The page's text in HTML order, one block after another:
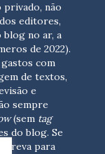
não
editores,
no ar, a
de 2022).
com
de textos,
e
sempre
(sem tag
do blog. Se
escreva para